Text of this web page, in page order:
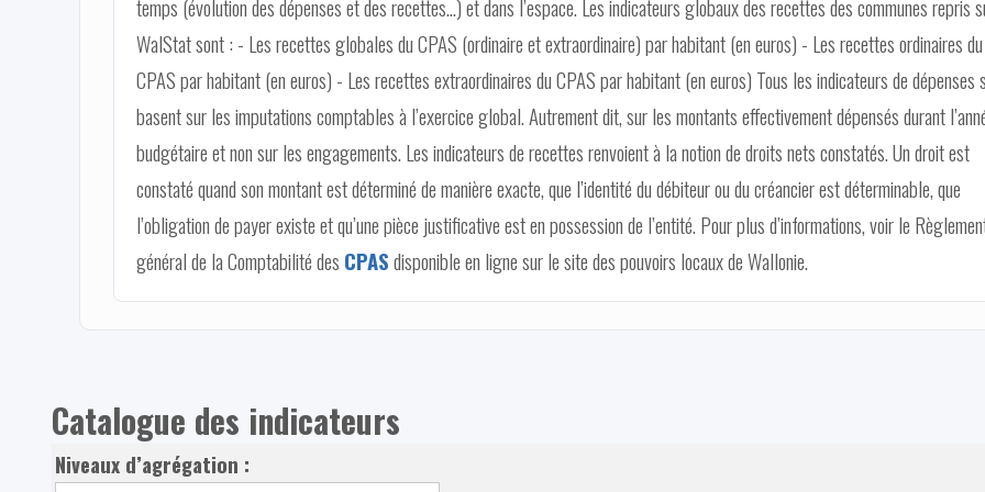
temps (évolution des dépenses et des recettes…) et dans l’espace. Les indicateurs globaux des recettes des communes repris
WalStat sont : - Les recettes globales du CPAS (ordinaire et extraordinaire) par habitant (en euros) - Les recettes ordinaires du
CPAS par habitant (en euros) - Les recettes extraordinaires du CPAS par habitant (en euros) Tous les indicateurs de dépenses
basent sur les imputations comptables à l’exercice global. Autrement dit, sur les montants effectivement dépensés durant
budgétaire et non sur les engagements. Les indicateurs de recettes renvoient à la notion de droits nets constatés. Un droit est
constaté quand son montant est déterminé de manière exacte, que l’identité du débiteur ou du créancier est déterminable, que
l’obligation de payer existe et qu’une pièce justificative est en possession de l’entité. Pour plus d’informations, voir le
général de la Comptabilité des CPASdisponible en ligne sur le site des pouvoirs locaux de Wallonie.
Catalogue des indicateurs
Niveaux d’agrégation :